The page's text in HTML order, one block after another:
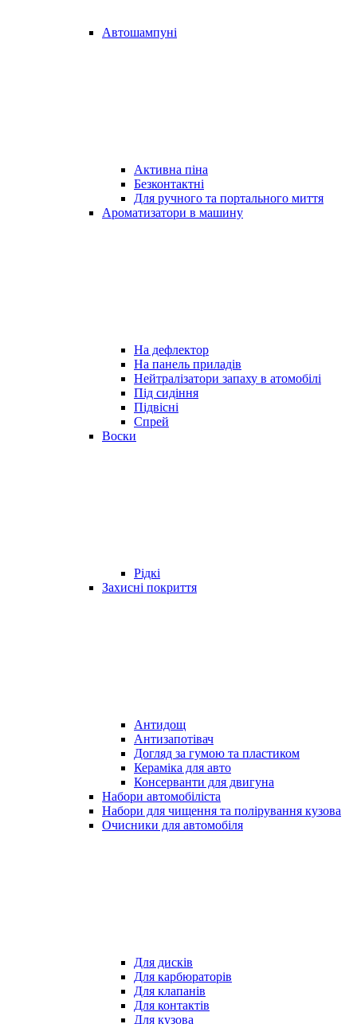
Автошампуні
Активна піна
Безконтактні
Для ручного та портального миття
Ароматизатори в машину
На дефлектор
На панель приладів
Нейтралізатори запаху в атомобілі
Під сидіння
Підвісні
Спрей
Воски
Рідкі
Захисні покриття
Антидощ
Антизапотівач
Догляд за гумою та пластиком
Кераміка для авто
Консерванти для двигуна
Набори автомобіліста
Набори для чищення та полірування кузова
Очисники для автомобіля
Для дисків
Для карбюраторів
Для клапанів
Для контактів
Для кузова